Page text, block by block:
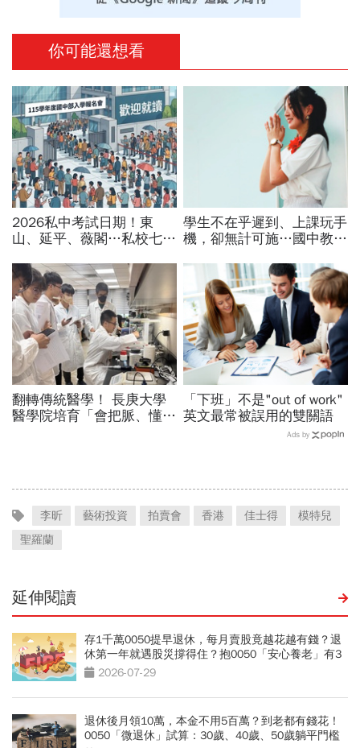
你可能還想看
2026私中考試日期！東
山、延平、薇閣…私校七雄
明會，私立國中公立國中怎
麼選
學生不在乎遲到、上課玩手
機，卻無計可施…國中教師
倦「樣樣靠班經、早晚發神
經」
翻轉傳統醫學！ 長庚大學
醫學院培育「會把脈、懂
「下班」不是"out of work"
英文最常被誤用的雙關語
Ads by
李昕 藝術投資 拍賣會 香港 佳士得
模特兒
聖羅蘭
延伸閱讀
存1千萬0050提早退休，每月賣股竟越花越有錢？退
休第一年就遇股災撐得住？抱0050「安心養老」有3
條件2026-07-29
退休後月領10萬，本金不用5百萬？到老都有錢花！
0050「微退休」試算：30歲、40歲、50歲躺平門檻